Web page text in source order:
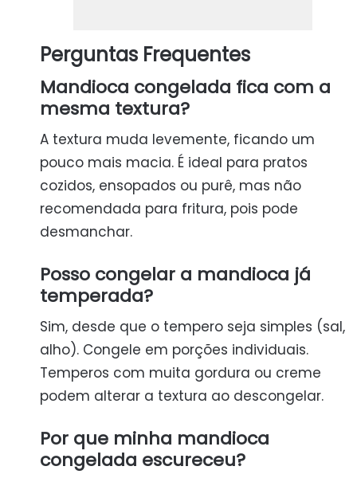
Perguntas Frequentes
Mandioca congelada fica com a
mesma textura?
A textura muda levemente, ficando um
pouco mais macia. É ideal para pratos
cozidos, ensopados ou purê, mas não
recomendada para fritura, pois pode
desmanchar.
Posso congelar a mandioca já
temperada?
Sim, desde que o tempero seja simples (sal,
alho). Congele em porções individuais.
Temperos com muita gordura ou creme
podem alterar a textura ao descongelar.
Por que minha mandioca
congelada escureceu?